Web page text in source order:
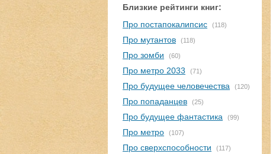
Близкие рейтинги книг:
Про постапокалипсис
(118)
Про мутантов (118)
Про зомби (60)
Про метро 2033 (71)
Про будущее человечества (120)
Про попаданцев (25)
Про будущее фантастика (99)
Про метро (107)
Про сверхспособности (117)